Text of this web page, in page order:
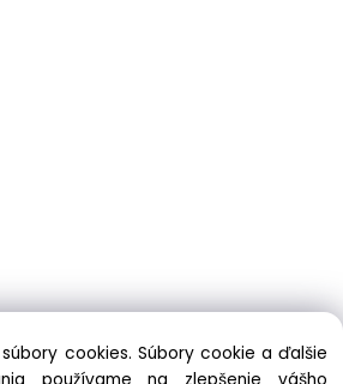
cookies. Súbory cookie a ďalšie